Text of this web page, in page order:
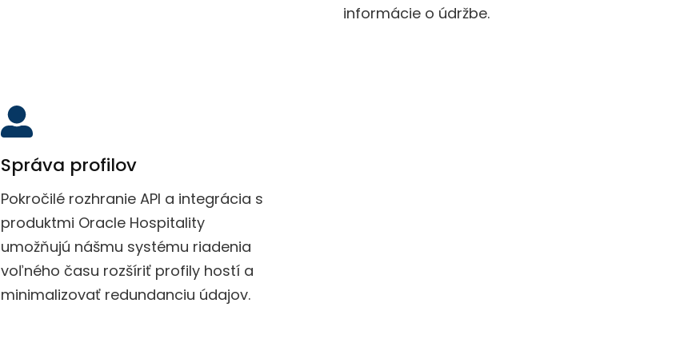
informácie o údržbe.
Správa profilov
Pokročilé rozhranie API a integrácia s
produktmi Oracle Hospitality
umožňujú nášmu systému riadenia
voľného času rozšíriť profily hostí a
minimalizovať redundanciu údajov.